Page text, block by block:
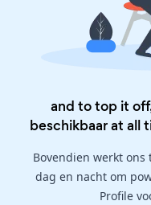
and to top it
beschikbaar at all
Bovendien werkt
dag en nacht om
Profile